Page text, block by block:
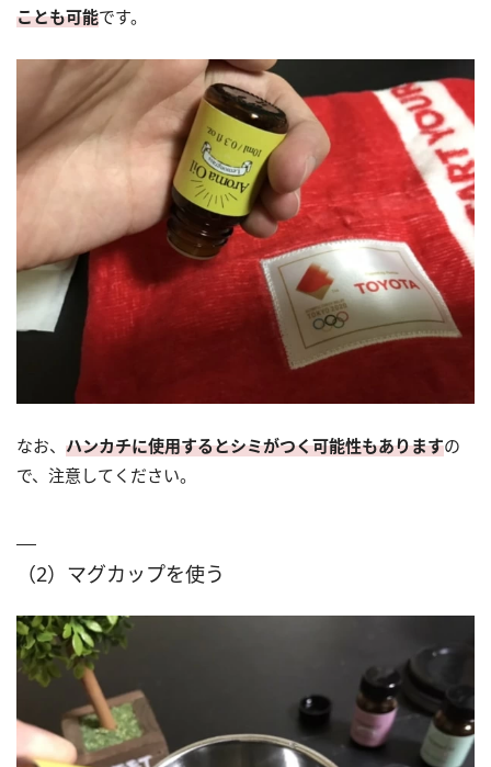
ことも可能です。
なお、 ハンカチに使用するとシミがつく可能性もありますの
で、注意してください。
（2）マグカップを使う